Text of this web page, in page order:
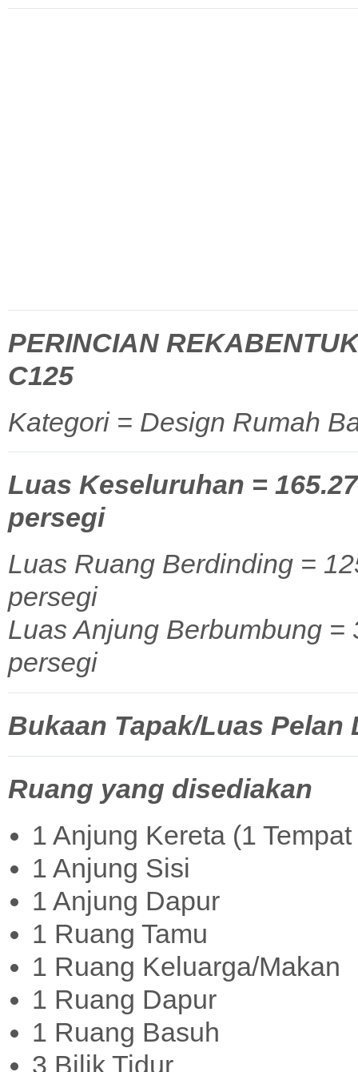
PERINCIAN
C125
Kategori = Design Rumah
Luas Keseluruhan =
persegi
Luas Ruang Berdinding =
persegi
Luas Anjung Berbumbung
persegi
Bukaan Tapak/Luas Pelan
Ruang yang disediakan
1 Anjung Kereta (1
1 Anjung Sisi
1 Anjung Dapur
1 Ruang Tamu
1 Ruang Keluarga/Makan
1 Ruang Dapur
1 Ruang Basuh
3 Bilik Tidur